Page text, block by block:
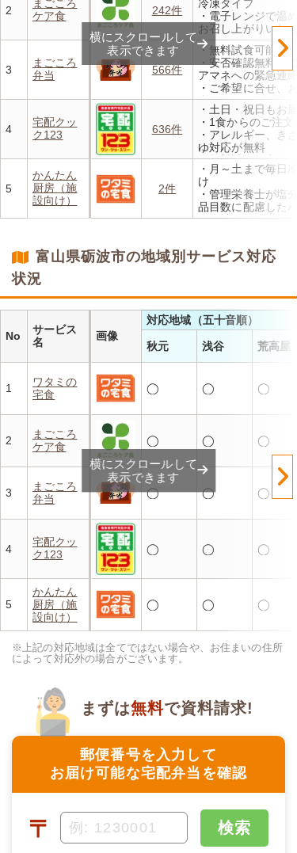
なります。※「好い
ず」「好い日の御
外
・香り、風味、食
るよう冷蔵でお届け
・日替わりの献立
らご利用可能
2
まごころ
ケア食
242件
冷凍タイプ
・電子レンジで温
お召し上がりいただ
・メニューの組み
理栄養士にお任せ
・定期は通常価格
んと20％OFF！
3
まごころ
弁当
566件
・無料試食可能
・安否確認無料 ご
アマネへの緊急連絡
・ご希望に合せ、
食、アレルギーに無
・1回だけ、1食だ
もOK
4
宅配クッ
ク123
636件
・土日・祝日もお届
・1食からのご注文
・アレルギー、き
ゆ対応が無料
・無料試食・安否
対応あり
5
かんたん
厨房（施
設向け）
2件
・月～土まで毎日
け
・管理栄養士が塩
品目数に配慮した
・自社工場で厳格
減を実現！温める
横にスクロールして
表示できます
富山県砺波市の地域別サービス対応
状況
No
サービス
名
画像
対応地域（五十音順）
秋元 浅谷 荒高屋
1
ワタミの
宅食
◯ ◯ ◯
2
まごころ
ケア食
◯ ◯ ◯
3
まごころ
弁当
◯ ◯ ◯
4
宅配クッ
ク123
◯ ◯ ◯
5
かんたん
厨房（施
設向け）
◯ ◯ ◯
横にスクロールして
表示できます
※上記の対応地域は全てではない場合や、お住まいの住所
によって対応外の場合がございます。
郵便番号を入力して
お届け可能な宅配弁当を確認
まずは無料で資料請求!
〒 検索